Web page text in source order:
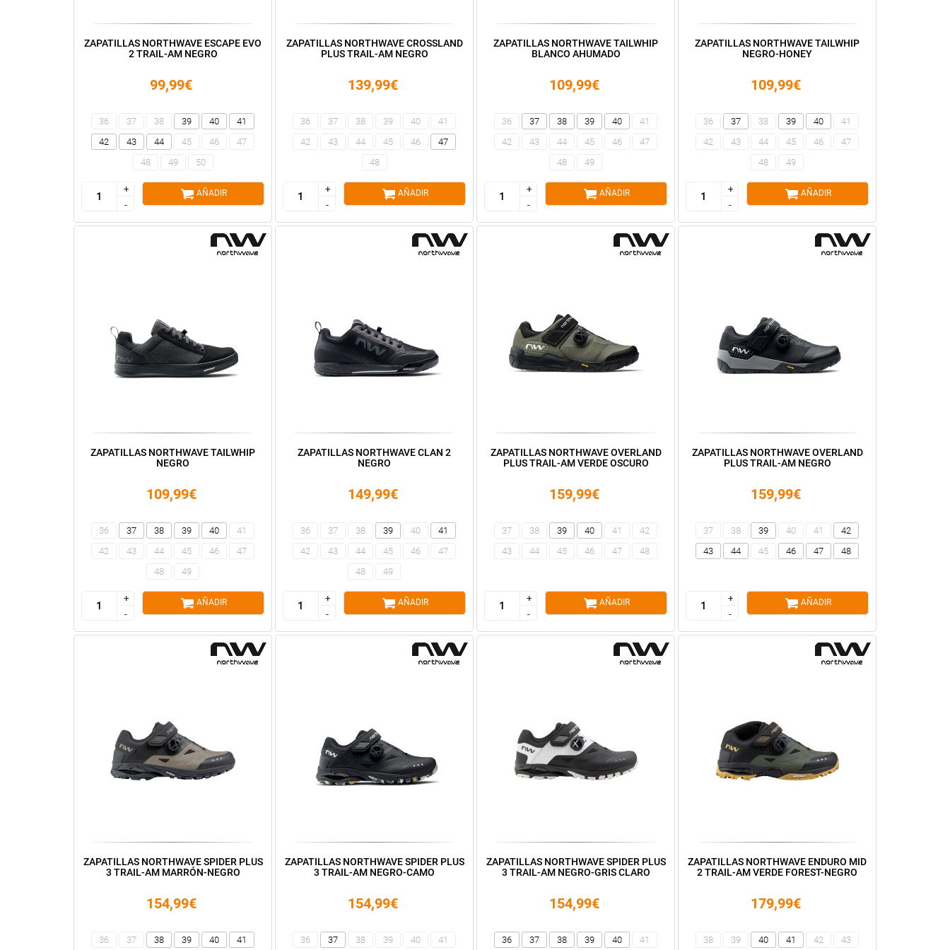
ZAPATILLAS NORTHWAVE ESCAPE EVO
2 TRAIL-AM NEGRO
99,99€
36 37 38 39 40
41
42
43 44 45 46
47
48
49 50
+
-
+
-
AÑADIR
ZAPATILLAS NORTHWAVE CROSSLAND
PLUS TRAIL-AM NEGRO
139,99€
36 37 38 39 40
41
42
43 44 45 46
47
48
+
-
+
-
AÑADIR
ZAPATILLAS NORTHWAVE TAILWHIP
BLANCO AHUMADO
109,99€
36 37 38 39 40
41
42
43 44 45 46
47
48
49
+
-
+
-
AÑADIR
ZAPATILLAS NORTHWAVE TAILWHIP
NEGRO-HONEY
109,99€
36 37 38 39 40
41
42
43 44 45 46
47
48
49
+
-
+
-
AÑADIR
ZAPATILLAS NORTHWAVE TAILWHIP
NEGRO
109,99€
36 37 38 39 40
41
42
43 44 45 46
47
48
49
+
-
+
-
AÑADIR
ZAPATILLAS NORTHWAVE CLAN 2
NEGRO
149,99€
36 37 38 39 40
41
42
43 44 45 46
47
48
49
+
-
+
-
AÑADIR
ZAPATILLAS NORTHWAVE OVERLAND
PLUS TRAIL-AM VERDE OSCURO
159,99€
37 38 39 40 41
42
43
44 45 46 47 48
+
-
+
-
AÑADIR
ZAPATILLAS NORTHWAVE OVERLAND
PLUS TRAIL-AM NEGRO
159,99€
37 38 39 40 41
42
43
44 45 46 47 48
+
-
+
-
AÑADIR
ZAPATILLAS NORTHWAVE SPIDER PLUS
3 TRAIL-AM MARRÓN-NEGRO
154,99€
36 37 38 39 40
41
ZAPATILLAS NORTHWAVE SPIDER PLUS
3 TRAIL-AM NEGRO-CAMO
154,99€
36 37 38 39 40
41
ZAPATILLAS NORTHWAVE SPIDER PLUS
3 TRAIL-AM NEGRO-GRIS CLARO
154,99€
36 37 38 39 40
41
ZAPATILLAS NORTHWAVE ENDURO MID
2 TRAIL-AM VERDE FOREST-NEGRO
179,99€
38 39 40 41 42
43